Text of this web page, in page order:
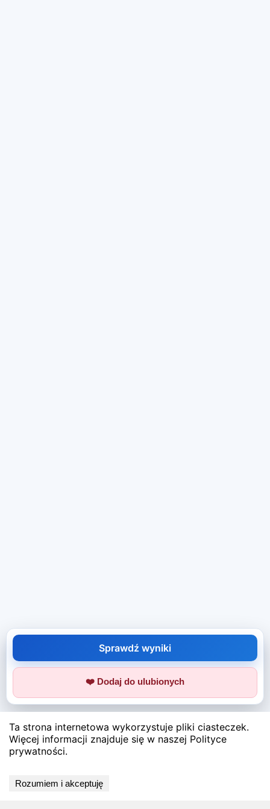
Sprawdź wyniki
❤️ Dodaj do ulubionych
Ta strona internetowa wykorzystuje pliki ciasteczek.
Więcej informacji znajduje się w naszej Polityce
prywatności.
Rozumiem i akceptuję